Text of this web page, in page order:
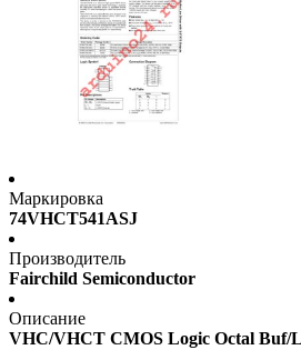
Маркировка
74VHCT541ASJ
Производитель
Fairchild Semiconductor
Описание
VHC/VHCT CMOS Logic Octal Buf/